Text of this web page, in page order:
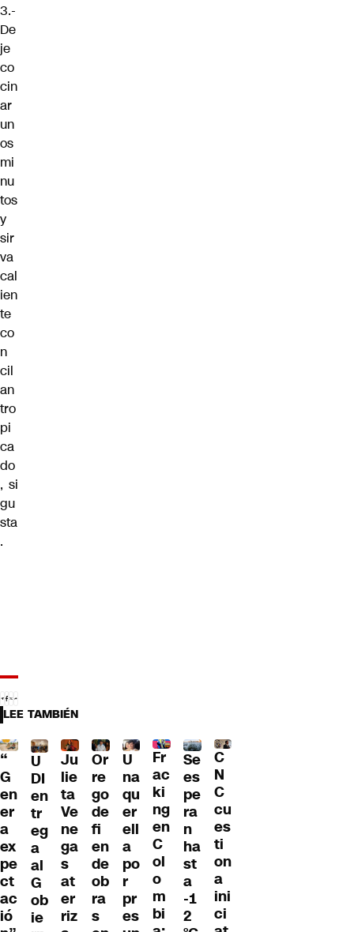
3.-
De
je
co
cin
ar
un
os
mi
nu
tos
y
sir
va
cal
ien
te
co
n
cil
an
tro
pi
ca
do
, si
gu
sta
.
LEE TAMBIÉN
“
G
en
er
a
ex
pe
ct
ac
ió
U
DI
en
tr
eg
a
al
G
ob
ie
Ju
lie
ta
Ve
ne
ga
s
at
er
riz
Or
re
go
de
fi
en
de
ob
ra
s
U
na
qu
er
ell
a
po
r
pr
es
Fr
ac
ki
ng
en
C
ol
o
m
bi
Se
es
pe
ra
n
ha
st
a
-1
2
C
N
C
cu
es
ti
on
a
ini
ci